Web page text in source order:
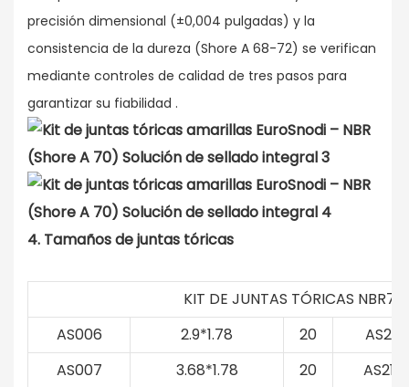
precisión dimensional (±0,004 pulgadas) y la
consistencia de la dureza (Shore A 68-72) se verifican
mediante controles de calidad de tres pasos para
garantizar su fiabilidad .
4. Tamañosde juntas tóricas
KIT DE JUNTAS TÓRICAS NBR70
AS006
2.9*1.78 20
AS211
AS007
3.68*1.78 20
AS212